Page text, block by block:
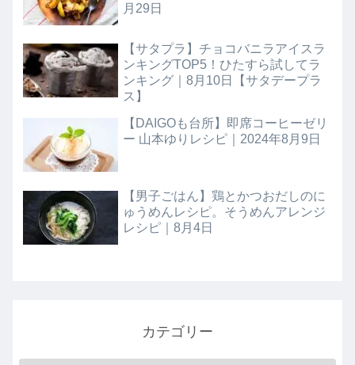
月29日
【サタプラ】チョコバニラアイスラ
ンキングTOP5！ひたすら試してラ
ンキング｜8月10日【サタデープラ
ス】
【DAIGOも台所】即席コーヒーゼリ
ー 山本ゆりレシピ｜2024年8月9日
【男子ごはん】鶏とかつおだしのに
ゅうめんレシピ。そうめんアレンジ
レシピ｜8月4日
カテゴリー